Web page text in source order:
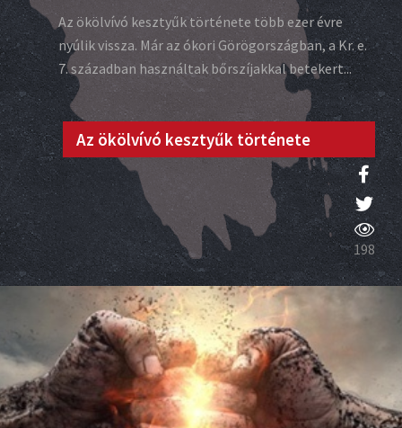
Az ökölvívó kesztyűk története több ezer évre
nyúlik vissza. Már az ókori Görögországban, a Kr. e.
7. században használtak bőrszíjakkal betekert...
Az ökölvívó kesztyűk története
198